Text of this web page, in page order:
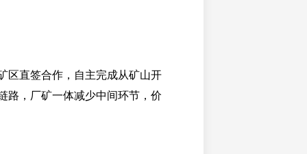
区直签合作，自主完成从矿山开
路，厂矿一体减少中间环节，价